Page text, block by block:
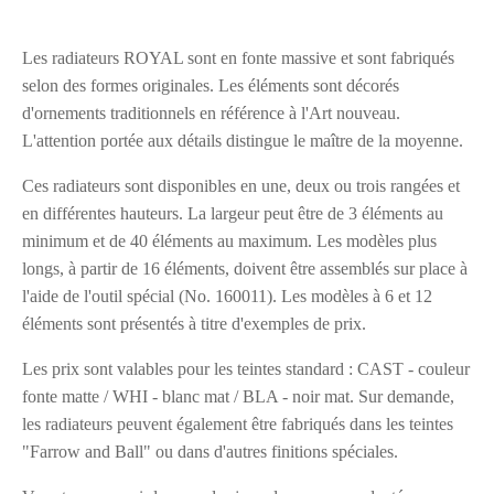
Les radiateurs ROYAL sont en fonte massive et sont fabriqués
selon des formes originales. Les éléments sont décorés
d'ornements traditionnels en référence à l'Art nouveau.
L'attention portée aux détails distingue le maître de la moyenne.
Ces radiateurs sont disponibles en une, deux ou trois rangées et
en différentes hauteurs. La largeur peut être de 3 éléments au
minimum et de 40 éléments au maximum. Les modèles plus
longs, à partir de 16 éléments, doivent être assemblés sur place à
l'aide de l'outil spécial (No. 160011). Les modèles à 6 et 12
éléments sont présentés à titre d'exemples de prix.
Les prix sont valables pour les teintes standard : CAST - couleur
fonte matte / WHI - blanc mat / BLA - noir mat. Sur demande,
les radiateurs peuvent également être fabriqués dans les teintes
"Farrow and Ball" ou dans d'autres finitions spéciales.